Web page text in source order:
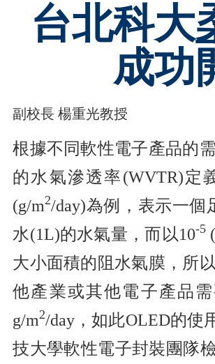
台北科大
成功
副校長 楊重光教授
根據不同軟性電子產品的
的水氣滲透率(WVTR)定
(g/m2/day)為例，表示一個
水(1L)的水氣量，而以10-5
大小面積的阻水氣膜，所
他產業或其他電子產品
g/m2/day，如此OLED的使
技大學軟性電子封裝團隊